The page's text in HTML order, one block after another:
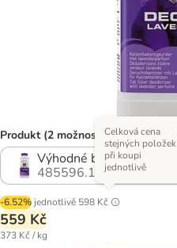
Produkt (2 možností)
Výhodné balení 2 x 750 g
485596.1
-6.52% jednotlivě 598 Kč
Celková cena
stejných položek
při koupi
jednotlivě
559 Kč
373 Kč / kg